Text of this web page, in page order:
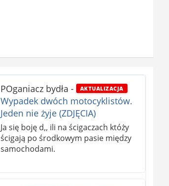
POganiacz bydła - AKTUALIZACJA
Wypadek dwóch motocyklistów.
Jeden nie żyje (ZDJĘCIA)
Ja się boję d,, ili na ścigaczach któży
ścigają po środkowym pasie między
samochodami.